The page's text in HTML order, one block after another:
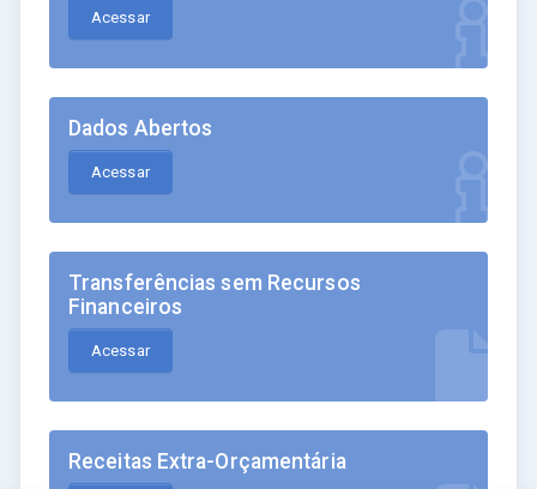
Acessar
Dados Abertos
Acessar
Transferências sem Recursos
Financeiros
Acessar
Receitas Extra-Orçamentária